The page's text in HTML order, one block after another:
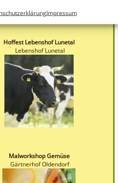
Impressum
Hoffest Lebenshof Lunetal
Lebenshof Lunetal
Malworkshop Gemüse
Gärtnerhof Oldendorf